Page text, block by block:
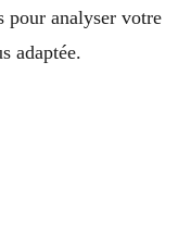
pour analyser votre
adaptée.